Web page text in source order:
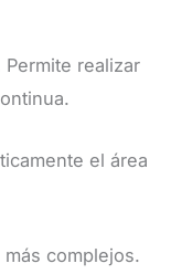
realizar
el área
complejos.